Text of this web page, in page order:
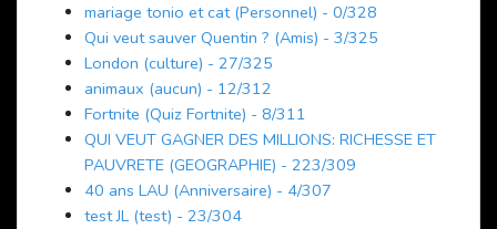
mariage tonio et cat (Personnel) - 0/328
Qui veut sauver Quentin ? (Amis) - 3/325
London (culture) - 27/325
animaux (aucun) - 12/312
Fortnite (Quiz Fortnite) - 8/311
QUI VEUT GAGNER DES MILLIONS: RICHESSE ET
PAUVRETE (GEOGRAPHIE) - 223/309
40 ans LAU (Anniversaire) - 4/307
test JL (test) - 23/304